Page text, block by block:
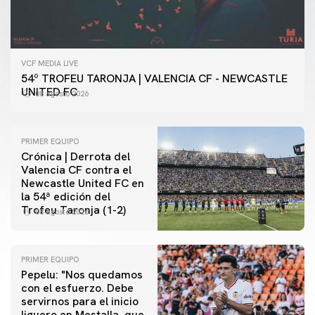
VCF MEDIA LIVE
54º TROFEU TARONJA | VALENCIA CF - NEWCASTLE
UNITED FC
08 agosto 2026
PRIMER EQUIPO
Crónica | Derrota del
Valencia CF contra el
Newcastle United FC en
la 54ª edición del
Trofeu Taronja (1-2)
08 agosto 2026
PRIMER EQUIPO
Pepelu: "Nos quedamos
con el esfuerzo. Debe
servirnos para el inicio
PRIMER EQUIPO